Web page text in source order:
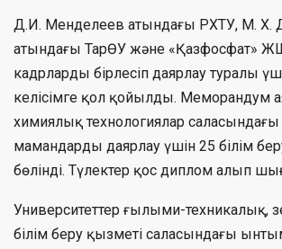
Д.И. Менделеев атындағы РХТУ, М. Х.
атындағы ТарӨУ және «Қазфосфат»
кадрларды бірлесіп даярлау туралы
келісімге қол қойылды. Меморандум
химиялық технологиялар саласындағы
мамандарды даярлау үшін 25 білім
бөлінді. Түлектер қос диплом алып
Университеттер ғылыми-техникалық,
білім беру қызметі саласындағы